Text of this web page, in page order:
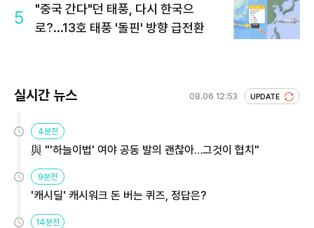
5
"중국 간다"던 태풍, 다시 한국으
로?...13호 태풍 '돌핀' 방향 급전환
실시간 뉴스 08.06 12:53 UPDATE
4분전
與 "'하늘이법' 여야 공동 발의 괜찮아…그것이 협치"
9분전
'캐시딜' 캐시워크 돈 버는 퀴즈, 정답은?
14분전